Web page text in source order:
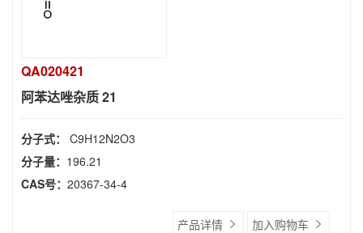
QA020421
阿苯达唑杂质 21
分子式： C9H12N2O3
分子量： 196.21
CAS号： 20367-34-4
产品详情 加入购物车